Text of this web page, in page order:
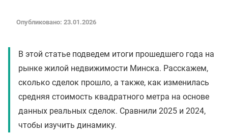
Опубликовано: 23.01.2026
В этой статье подведем итоги прошедшего года на
рынке жилой недвижимости Минска. Расскажем,
сколько сделок прошло, а также, как изменилась
средняя стоимость квадратного метра на основе
данных реальных сделок. Сравнили 2025 и 2024,
чтобы изучить динамику.